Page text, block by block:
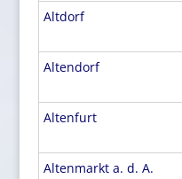
Altdorf
Altendorf
Altenfurt
Altenmarkt a. d. A.